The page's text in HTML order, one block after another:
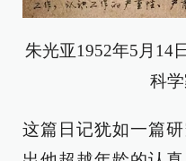
朱光亚1952年5月14
科
这篇日记犹如一篇